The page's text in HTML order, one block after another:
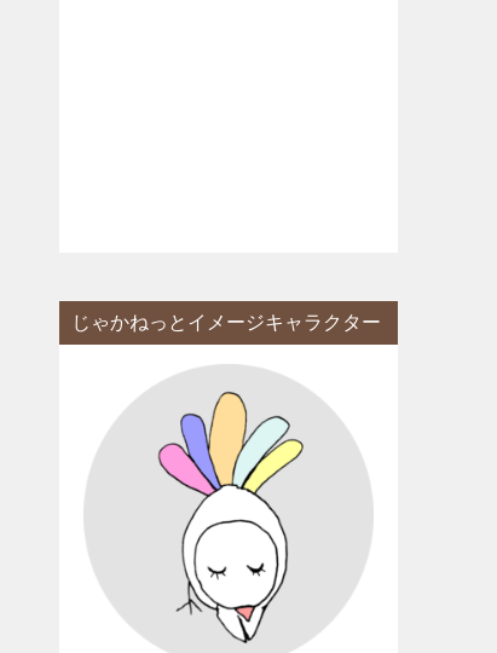
じゃかねっとイメージキャラクター